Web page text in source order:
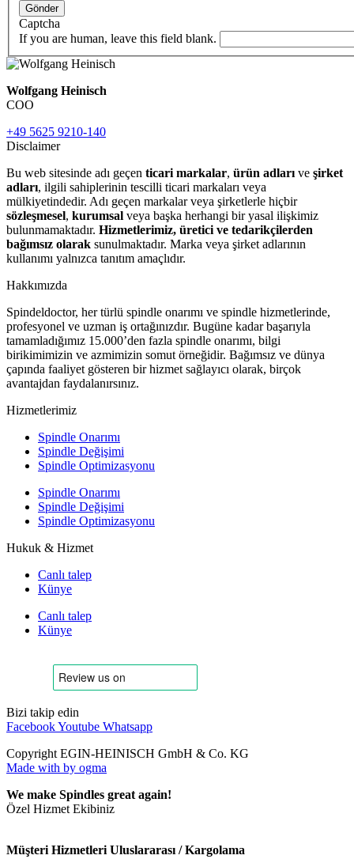
Gönder
Captcha
If you are human, leave this field blank.
Wolfgang Heinisch
COO
+49 5625 9210-140
Disclaimer
Bu web sitesinde adı geçen ticari markalar, ürün adları ve şirket
adları, ilgili sahiplerinin tescilli ticari markaları veya
mülkiyetindedir. Adı geçen markalar veya şirketlerle hiçbir
sözleşmesel, kurumsal veya başka herhangi bir yasal ilişkimiz
bulunmamaktadır. Hizmetlerimiz, üretici ve tedarikçilerden
bağımsız olarak sunulmaktadır. Marka veya şirket adlarının
kullanımı yalnızca tanıtım amaçlıdır.
Hakkımızda
Spindeldoctor, her türlü spindle onarımı ve spindle hizmetlerinde,
profesyonel ve uzman iş ortağınızdır. Bugüne kadar başarıyla
tamamladığımız 15.000’den fazla spindle onarımı, bilgi
birikimimizin ve azmimizin somut örneğidir. Bağımsız ve dünya
çapında faaliyet gösteren bir hizmet sağlayıcı olarak, birçok
avantajdan faydalanırsınız.
Hizmetlerimiz
Spindle Onarımı
Spindle Değişimi
Spindle Optimizasyonu
Spindle Onarımı
Spindle Değişimi
Spindle Optimizasyonu
Hukuk & Hizmet
Canlı talep
Künye
Canlı talep
Künye
Bizi takip edin
FacebookYoutube Whatsapp
Copyright EGIN-HEINISCH GmbH & Co. KG
Made with by ogma
We make Spindles great again!
Özel Hizmet Ekibiniz
Müşteri Hizmetleri Uluslararası / Kargolama